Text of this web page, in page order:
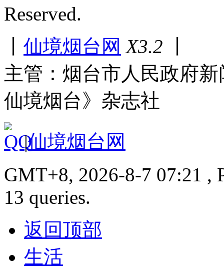
Reserved.
仙境烟台网 X3.2
主管：烟台市人民政府
仙境烟台》杂志社
|仙境烟台网
GMT+8, 2026-8-7 07:21 ,
13 queries.
返回顶部
生活